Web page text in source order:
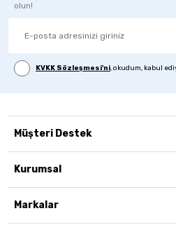
olun!
KVKK Sözleşmesi'ni, okudum, kabul
Müşteri Destek
Kurumsal
Markalar